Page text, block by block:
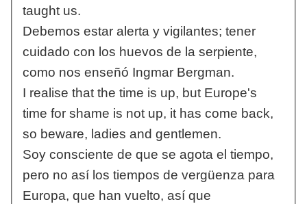
taught us.
Debemos estar alerta y vigilantes; tener
cuidado con los huevos de la serpiente,
como nos enseñó Ingmar Bergman.
I realise that the time is up, but Europe's
time for shame is not up, it has come back,
so beware, ladies and gentlemen.
Soy consciente de que se agota el tiempo,
pero no así los tiempos de vergüenza para
Europa, que han vuelto, así que